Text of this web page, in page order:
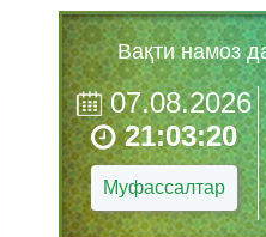
Вақти намоз
07.08.2026
21:03:22
Муфассалтар